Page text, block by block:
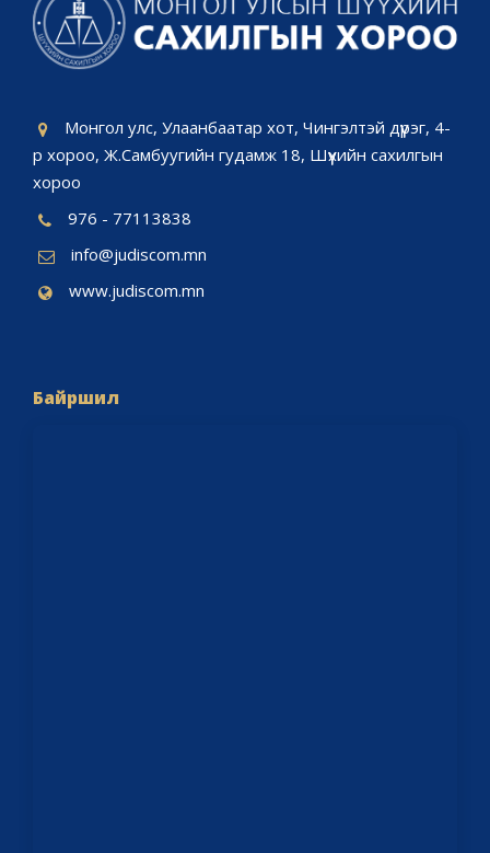
Монгол улс, Улаанбаатар хот, Чингэлтэй дүүрэг, 4-
р хороо, Ж.Самбуугийн гудамж 18, Шүүхийн сахилгын
хороо
976 - 77113838
info@judiscom.mn
www.judiscom.mn
Байршил